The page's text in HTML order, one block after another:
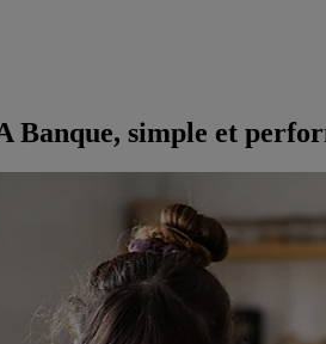
Banque, simple et